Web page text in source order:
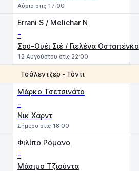
Αύριο στις 17:00
Errani S / Melichar N
-
Σου-Ουέι Σιέ / Γιελένα Οσταπένκο
12 Αυγούστου στις 22:00
Τσάλεντζερ - Τόντι
Μάρκο Τσετσινάτο
-
Νικ Χαρντ
Σήμερα στις 18:00
Φιλίπο Ρόμανο
-
Μάσιμο Τζιούντα